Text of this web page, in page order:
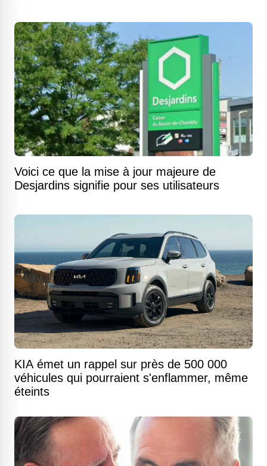
Voici ce que la mise à jour majeure de
Desjardins signifie pour ses utilisateurs
KIA émet un rappel sur près de 500 000
véhicules qui pourraient s'enflammer, même
éteints